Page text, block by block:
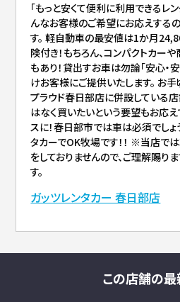
「もっと安くて便利に利用できるレ
んなお客様のご希望にお応えするの
す。 軽自動車の最安値は1か月
険付き！もちろん、コンパクトカー
もあり！貸出すお車は勿論「安心・
けお客様にご提供いたします。 お
プラウド春日部店に併設している
はなく買いたいという要望もお応え
スに！春日部市では車は必須でしょ
タカーでOK牧場です！！ ※当店で
をしておりませんので、ご理解賜り
す。
ガッツレンタカー 春日部店
この店舗の